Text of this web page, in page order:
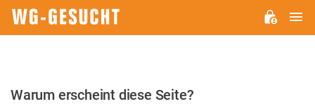
Bitte
Warum erscheint diese Seite?